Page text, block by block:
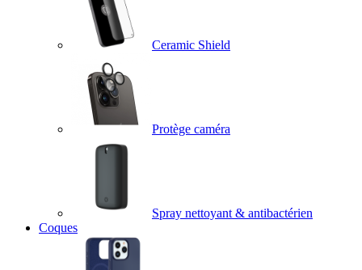
Ceramic Shield
Protège caméra
Spray nettoyant & antibactérien
Coques